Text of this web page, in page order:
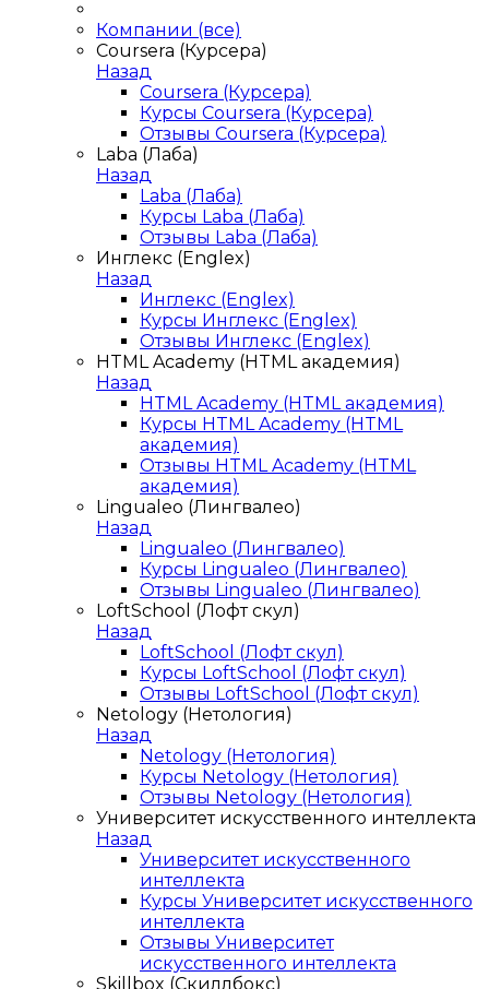
Компании (все)
Coursera (Курсера)
Назад
Coursera (Курсера)
Курсы Coursera (Курсера)
Отзывы Coursera (Курсера)
Laba (Лаба)
Назад
Laba (Лаба)
Курсы Laba (Лаба)
Отзывы Laba (Лаба)
Инглекс (Englex)
Назад
Инглекс (Englex)
Курсы Инглекс (Englex)
Отзывы Инглекс (Englex)
HTML Academy (HTML академия)
Назад
HTML Academy (HTML академия)
Курсы HTML Academy (HTML
академия)
Отзывы HTML Academy (HTML
академия)
Lingualeo (Лингвалео)
Назад
Lingualeo (Лингвалео)
Курсы Lingualeo (Лингвалео)
Отзывы Lingualeo (Лингвалео)
LoftSchool (Лофт скул)
Назад
LoftSchool (Лофт скул)
Курсы LoftSchool (Лофт скул)
Отзывы LoftSchool (Лофт скул)
Netology (Нетология)
Назад
Netology (Нетология)
Курсы Netology (Нетология)
Отзывы Netology (Нетология)
Университет искусственного интеллекта
Назад
Университет искусственного
интеллекта
Курсы Университет искусственного
интеллекта
Отзывы Университет
искусственного интеллекта
Skillbox (Скиллбокс)